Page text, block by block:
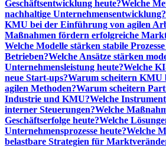
Geschäftsentwicklung heute?Welche
nachhaltige Unternehmensentwicklung?
KMU bei der Einführung von agilen
Maßnahmen fördern erfolgreiche
Welche Modelle stärken stabile
Betrieben?Welche Ansätze stärken
Unternehmensleistung heute?Welche
neue Start-ups?Warum scheitern KMU
agilen Methoden?Warum scheitern
Industrie und KMU?Welche
interner Steuerungen?Welche
Geschäftserfolge heute?Welche
Unternehmensprozesse heute?Welche
belastbare Strategien für